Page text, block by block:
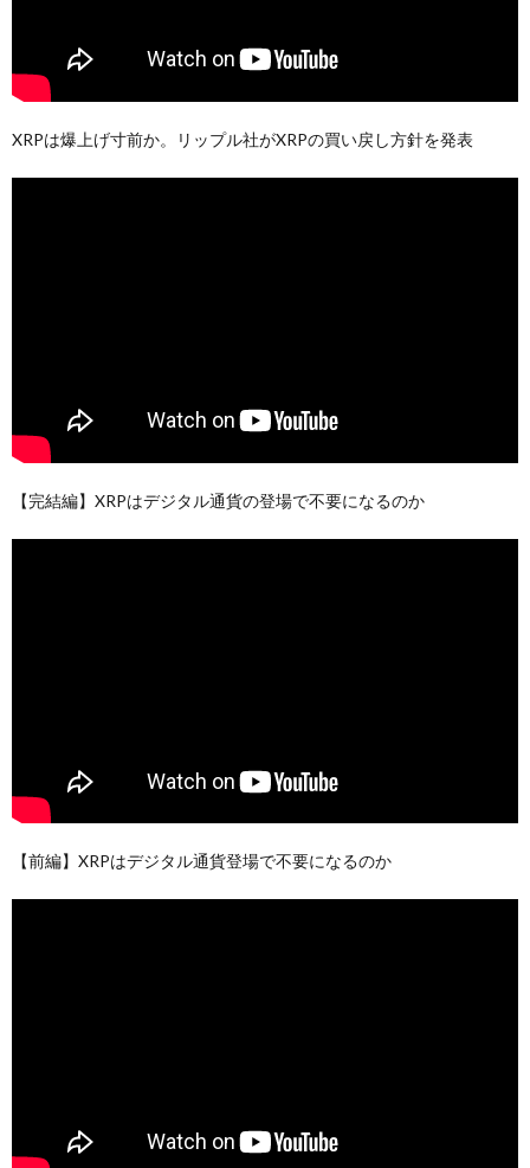
XRPは爆上げ寸前か。リップル社がXRPの買い戻し方針を発表
【完結編】XRPはデジタル通貨の登場で不要になるのか
【前編】XRPはデジタル通貨登場で不要になるのか